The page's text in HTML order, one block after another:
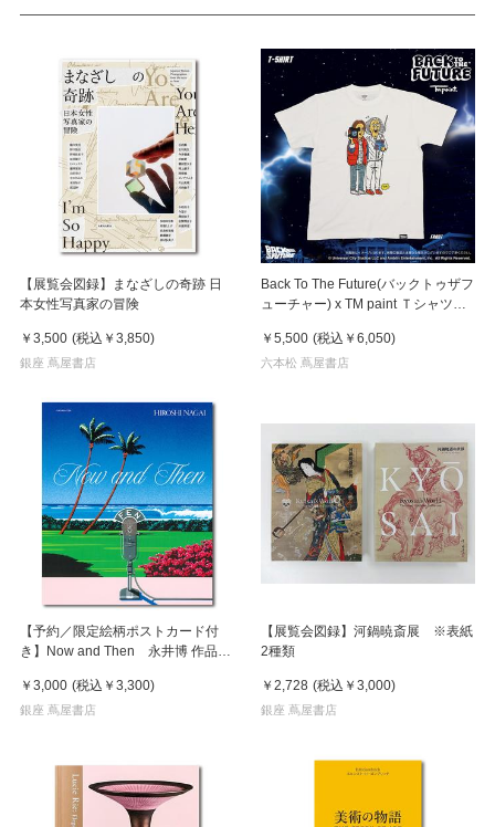
【展覧会図録】まなざしの奇跡 日
本女性写真家の冒険
￥3,500 (税込 ￥3,850)
銀座 蔦屋書店
Back To The Future(バックトゥザフ
ューチャー) x TM paint Ｔシャツ
￥5,500 (税込 ￥6,050)
六本松 蔦屋書店
【予約／限定絵柄ポストカード付
き】Now and Then 永井博 作品
￥3,000 (税込 ￥3,300)
銀座 蔦屋書店
【展覧会図録】河鍋暁斎展 ※表紙
2種類
￥2,728 (税込 ￥3,000)
銀座 蔦屋書店